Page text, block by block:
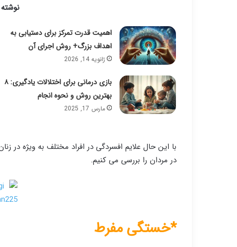
اهمیت قدرت تمرکز برای دستیابی به
اهداف بزرگ+ روش اجرای آن
ژانویه 14, 2026
بازی درمانی برای اختلالات یادگیری: ۸
بهترین روش و نحوه انجام
مارس 17, 2025
با این حال علایم افسردگی در افراد مختلف به ویژه در
در مردان را بررسی می کنیم.
*خستگی مفرط